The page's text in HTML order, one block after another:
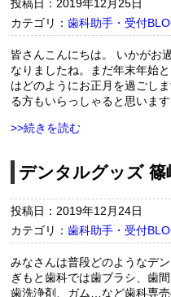
投稿日：2019年12月25日
カテゴリ：歯科助手・受付
皆さんこんにちは。 いかがお
なりましたね。まだ年末年始
はどのようにお正月を過ごし
る方もいらっしゃると思いま
>>続きを読む
デンタルグッズ 篠
投稿日：2019年12月24日
カテゴリ：歯科助手・受付
みなさんは普段どのようなデ
ぎもと歯科では歯ブラシ、歯
歯洗浄剤、ガム…など歯科専